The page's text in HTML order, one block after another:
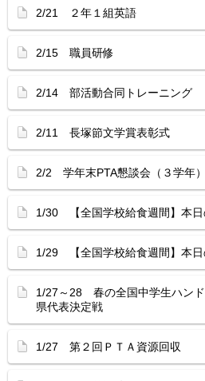
2/21 ２年１組英語
2/15 職員研修
2/14 部活動合同トレーニング
2/11 長塚節文学賞表彰式
2/2 学年末PTA懇談会（３学年）
1/30 【全国学校給食週間】本日
1/29 【全国学校給食週間】本日
1/27～28 春の全国中学生ハン
県代表決定戦
1/27 第２回ＰＴＡ資源回収